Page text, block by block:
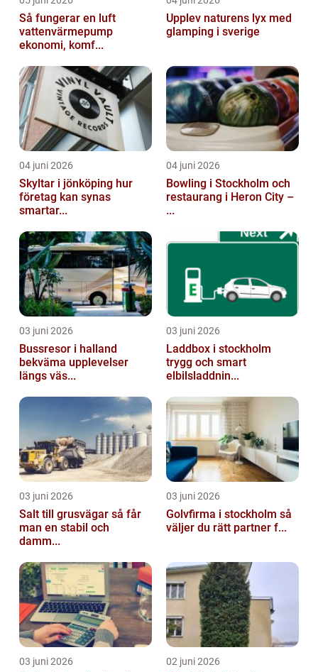
Så fungerar en luft
vattenvärmepump
ekonomi, komf...
Upplev naturens lyx med
glamping i sverige
04 juni 2026
Skyltar i jönköping hur
företag kan synas
smartar...
04 juni 2026
Bowling i Stockholm och
restaurang i Heron City –
...
03 juni 2026
Bussresor i halland
bekväma upplevelser
längs väs...
03 juni 2026
Laddbox i stockholm
trygg och smart
elbilsladdnin...
03 juni 2026
Salt till grusvägar så får
man en stabil och
damm...
03 juni 2026
Golvfirma i stockholm så
väljer du rätt partner f...
03 juni 2026 02 juni 2026